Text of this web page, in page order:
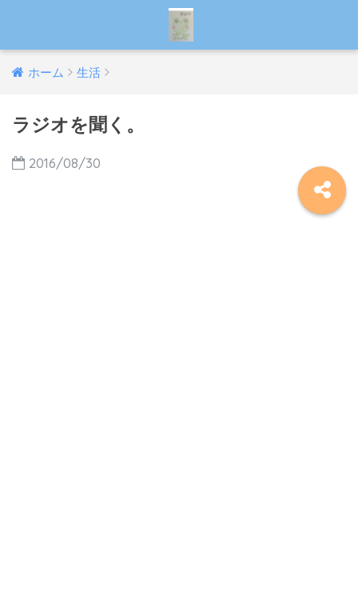
ホーム 生活
ラジオを聞く。
2016/08/30